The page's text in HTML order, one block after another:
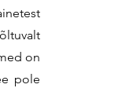
on
pole